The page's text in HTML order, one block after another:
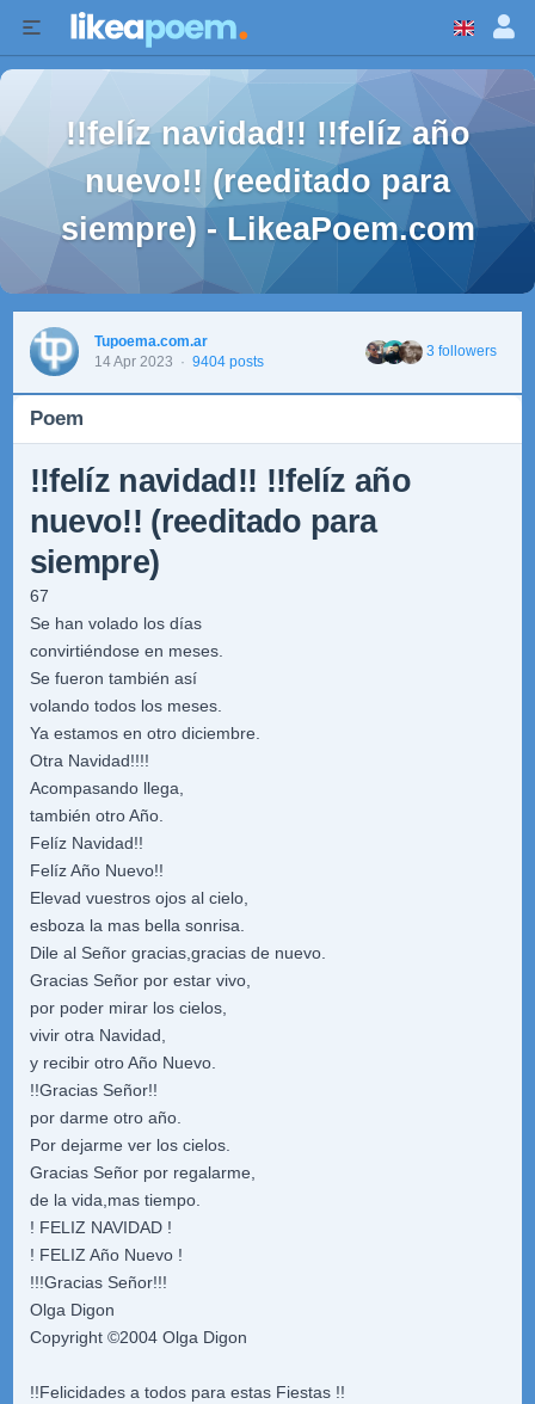
!!felíz navidad!! !!felíz año
nuevo!! (reeditado para
siempre) - LikeaPoem.com
Tupoema.com.ar
14 Apr 2023 · 9404 posts
3 followers
Poem
!!felíz navidad!! !!felíz año
nuevo!! (reeditado para
siempre)
67
Se han volado los días
convirtiéndose en meses.
Se fueron también así
volando todos los meses.
Ya estamos en otro diciembre.
Otra Navidad!!!!
Acompasando llega,
también otro Año.
Felíz Navidad!!
Felíz Año Nuevo!!
Elevad vuestros ojos al cielo,
esboza la mas bella sonrisa.
Dile al Señor gracias,gracias de nuevo.
Gracias Señor por estar vivo,
por poder mirar los cielos,
vivir otra Navidad,
y recibir otro Año Nuevo.
!!Gracias Señor!!
por darme otro año.
Por dejarme ver los cielos.
Gracias Señor por regalarme,
de la vida,mas tiempo.
! FELIZ NAVIDAD !
! FELIZ Año Nuevo !
!!!Gracias Señor!!!
Olga Digon
Copyright ©2004 Olga Digon
!!Felicidades a todos para estas Fiestas !!